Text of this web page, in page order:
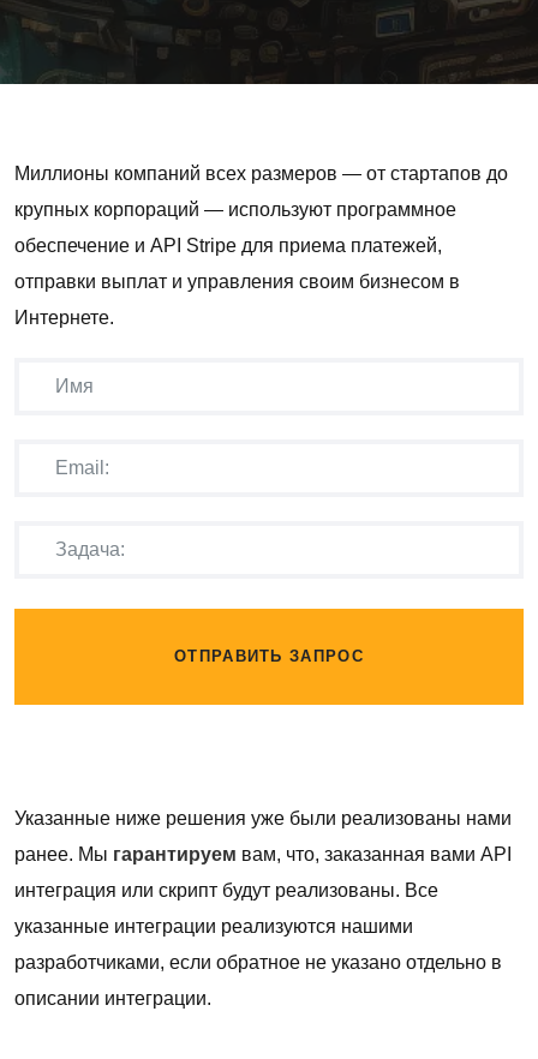
Миллионы компаний всех размеров — от стартапов до
крупных корпораций — используют программное
обеспечение и API Stripe для приема платежей,
отправки выплат и управления своим бизнесом в
Интернете.
ОТПРАВИТЬ ЗАПРОС
Указанные ниже решения уже были реализованы нами
ранее. Мы гарантируем вам, что, заказанная вами API
интеграция или скрипт будут реализованы. Все
указанные интеграции реализуются нашими
разработчиками, если обратное не указано отдельно в
описании интеграции.